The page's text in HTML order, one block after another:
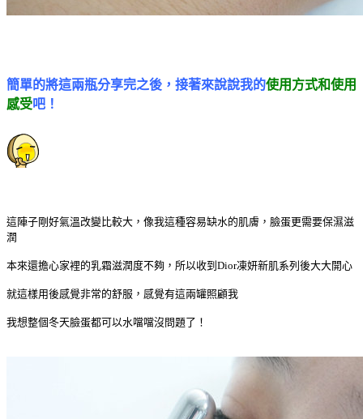
簡單的將這兩瓶分享完之後，接著來說說我的使用方式和使用
感受吧！
這陣子剛好氣溫改變比較大，像我這種容易缺水的肌膚，臉蛋更需要保濕滋
潤
本來還擔心家裡的乳霜滋潤度不夠，所以收到Dior凍妍新肌系列後大大開心
就這樣用後感覺非常的舒服，感覺有這兩罐照顧我
我想整個冬天臉蛋都可以水噹噹沒問題了！